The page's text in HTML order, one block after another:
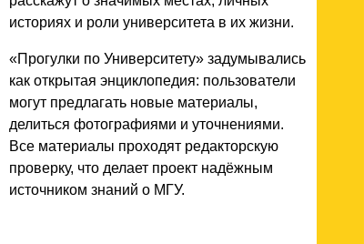
историях и роли университета в их жизни.
«Прогулки по Университету» задумывались
как открытая энциклопедия: пользователи
могут предлагать новые материалы,
делиться фотографиями и уточнениями.
Все материалы проходят редакторскую
проверку, что делает проект надёжным
источником знаний о МГУ.